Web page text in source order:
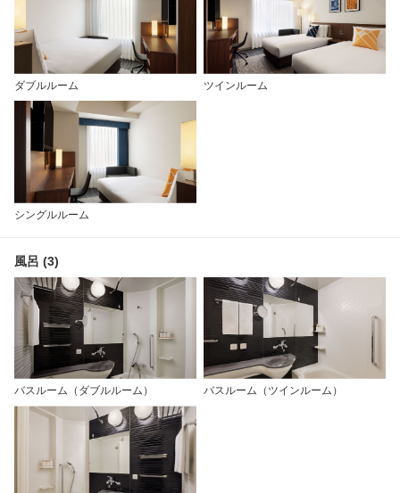
ダブルルーム ツインルーム
シングルルーム
風呂 (3)
バスルーム（ダブルルーム） バスルーム（ツインルーム）